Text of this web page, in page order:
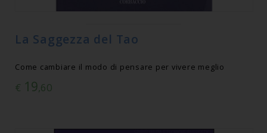
La Saggezza del Tao
Come cambiare il modo di pensare per vivere meglio
€ 19,60